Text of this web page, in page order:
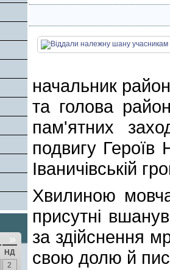
»
НД
2
начальник
та голова
пам'ятних
подвигу Героїв
Іваничівській
Хвилиною
присутні
за здійснення
свою долю й